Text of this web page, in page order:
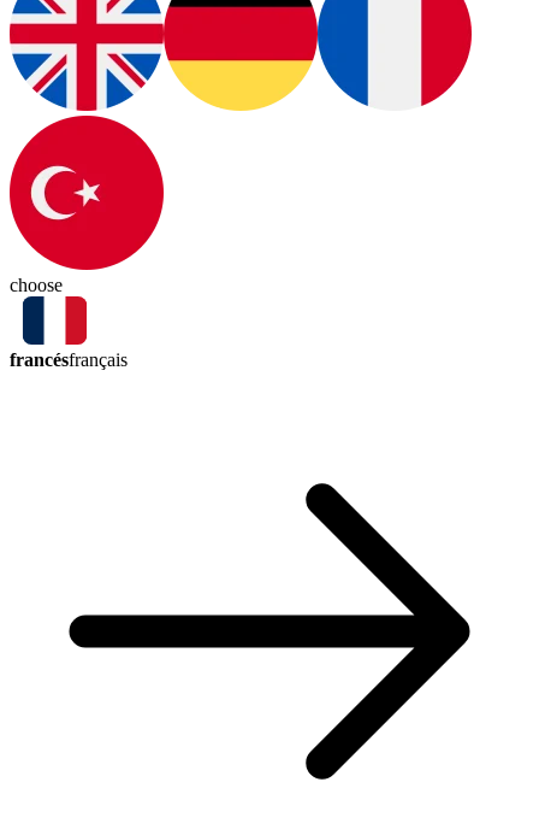
choose
francésfrançais